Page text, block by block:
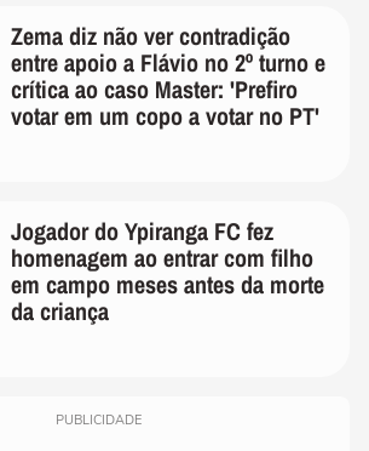
Zema diz não ver contradição
entre apoio a Flávio no 2º turno e
crítica ao caso Master: 'Prefiro
votar em um copo a votar no PT'
Jogador do Ypiranga FC fez
homenagem ao entrar com filho
em campo meses antes da morte
da criança
PUBLICIDADE